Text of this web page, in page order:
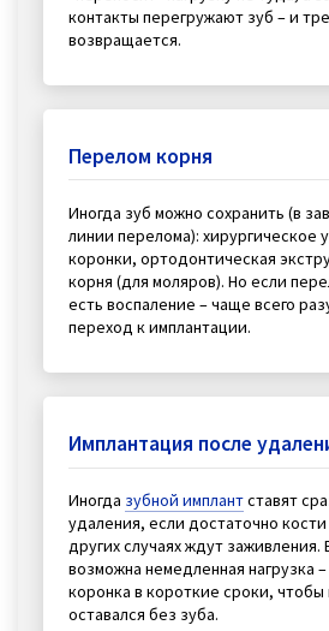
контакты перегружают зуб – и
возвращается.
Перелом корня
Иногда зуб можно сохранить (в
линии перелома): хирургическое
коронки, ортодонтическая
корня (для моляров). Но если
есть воспаление – чаще всего
переход к имплантации.
Имплантация после
Иногда зубной имплантставят
удаления, если достаточно
других случаях ждут
возможна немедленная нагрузка
коронка в короткие сроки, чтобы
оставался без зуба.